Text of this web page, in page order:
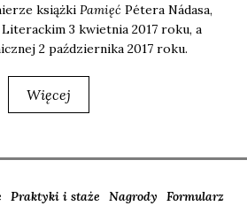
książ­ki Pamięć Péte­ra Náda­sa,
3 kwiet­nia 2017 roku, a
2 paź­dzier­ni­ka 2017 roku.
Więcej
Praktyki i staże Nagrody Formularz